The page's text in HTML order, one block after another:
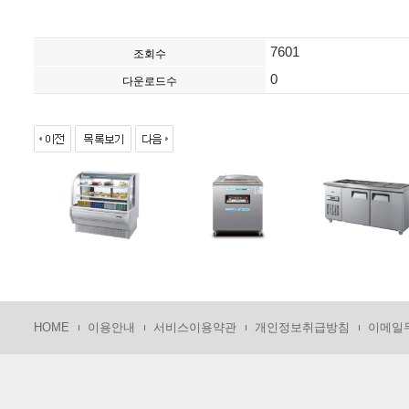
조회수 7601
다운로드수 0
HOME 이용안내 서비스이용약관 개인정보취급방침 이메일